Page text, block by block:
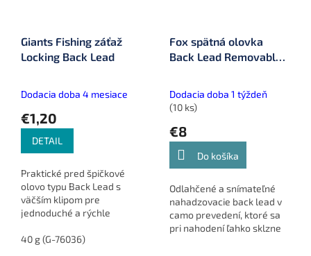
Giants Fishing záťaž
Locking Back Lead
Dodacia doba 4 mesiace
€1,20
DETAIL
Praktické pred špičkové
olovo typu Back Lead s
väčším klipom pre
jednoduché a rýchle
na nenápadné vedenie
40 g (G-76036)
Fox spätná olovka
Back Lead Removable
Dodacia doba 1 týždeň
(10 ks)
€8
Do košíka
Odlahčené a snímateľné
nahadzovacie back lead v
camo prevedení, ktoré sa
pri nahodení ľahko sklzne